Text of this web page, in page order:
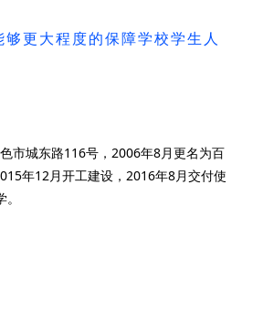
够更大程度的保障学校学生人
市城东路116号，2006年8月更名为百
年12月开工建设，2016年8月交付使